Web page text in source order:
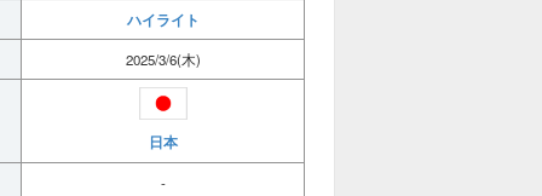
ハイライト
2025/3/6(木)
日本
-